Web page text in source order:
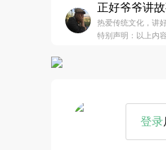
正好爷爷讲
热爱传统文化，讲
特别声明：以上内
登录